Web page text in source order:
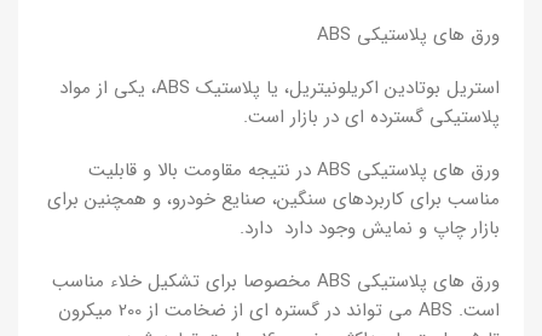
ورق های پلاستیکی ABS
استریل بوتادین اکریلونیتریل، یا پلاستیک ABS، یکی از مواد
پلاستیکی گسترده ای در بازار است.
ورق های پلاستیکی ABS در نتیجه مقاومت بالا و قابلیت
مناسب برای کاربردهای سنگین، صنایع خودرو، و همچنین برای
بازار چاپ و نمایش وجود دارد دارد.
ورق های پلاستیکی ABS مخصوصا برای تشکیل خلاء مناسب
است. ABS می تواند در گستره ای از ضخامت از 200 میکرون